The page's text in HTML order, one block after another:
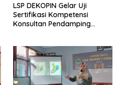
LSP DEKOPIN Gelar Uji
Sertifikasi Kompetensi
Konsultan Pendamping